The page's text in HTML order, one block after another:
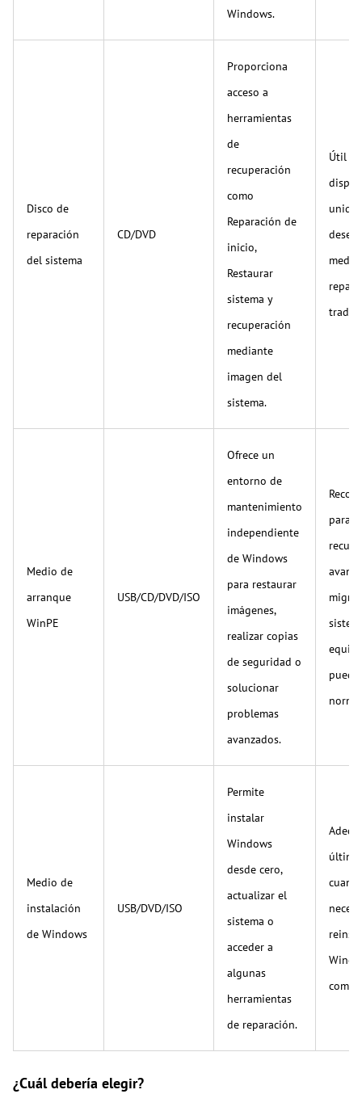
Windows.
Disco de
reparación
del sistema
CD/DVD
Proporciona
acceso a
herramientas
de
recuperación
como
Reparación de
inicio,
Restaurar
sistema y
recuperación
mediante
imagen del
sistema.
Útil si
desea
Medio de
arranque
WinPE
USB/CD/DVD/ISO
Ofrece un
entorno de
mantenimiento
independiente
de Windows
para restaurar
imágenes,
realizar copias
de seguridad o
solucionar
problemas
avanzados.
para
Medio de
instalación
de Windows
USB/DVD/ISO
Permite
instalar
Windows
desde cero,
actualizar el
sistema o
acceder a
algunas
herramientas
de reparación.
¿Cuál debería elegir?